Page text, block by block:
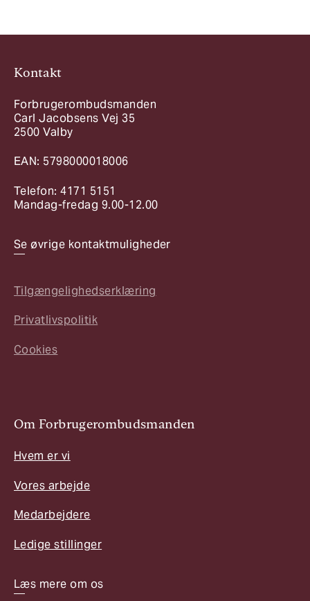
Kontakt
Forbrugerombudsmanden
Carl Jacobsens Vej 35
2500 Valby
EAN: 5798000018006
Telefon: 4171 5151
Mandag-fredag 9.00-12.00
Se øvrige kontaktmuligheder
Tilgængelighedserklæring
Privatlivspolitik
Cookies
Om Forbrugerombudsmanden
Hvem er vi
Vores arbejde
Medarbejdere
Ledige stillinger
Læs mere om os